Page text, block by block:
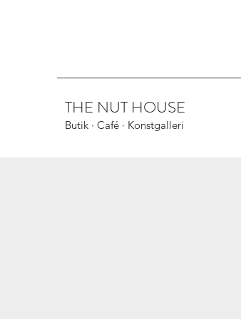
THE NUT HOUSE
Butik · Café · Konstgalleri